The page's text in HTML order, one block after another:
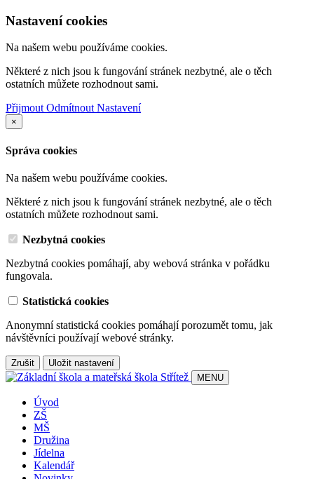
Nastavení cookies
Na našem webu používáme cookies.
Některé z nich jsou k fungování stránek nezbytné, ale o těch
ostatních můžete rozhodnout sami.
PřijmoutOdmítnoutNastavení
×
Správa cookies
Na našem webu používáme cookies.
Některé z nich jsou k fungování stránek nezbytné, ale o těch
ostatních můžete rozhodnout sami.
Nezbytná cookies
Nezbytná cookies pomáhají, aby webová stránka v pořádku
fungovala.
Statistická cookies
Anonymní statistická cookies pomáhají porozumět tomu, jak
návštěvníci používají webové stránky.
Zrušit
Uložit nastavení
MENU
Úvod
ZŠ
MŠ
Družina
Jídelna
Kalendář